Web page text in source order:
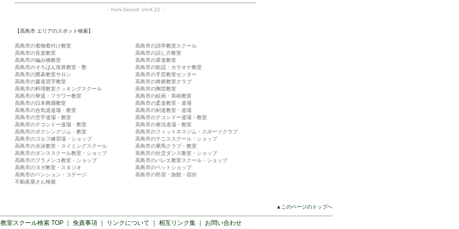
- Yomi-Search Ver4.21 -
【高島市 エリアのスポット検索】
高島市の着物着付け教室
高島市の語学教室スクール
高島市の音楽教室
高島市の話し方教室
高島市の編み物教室
高島市の茶道教室
高島市のそろばん珠算教室・塾
高島市の歌謡・カラオケ教室
高島市の囲碁教室サロン
高島市の手芸教室センター
高島市の書道習字教室
高島市の将棋教室クラブ
高島市の料理教室クッキングスクール
高島市の陶芸教室
高島市の華道・フラワー教室
高島市の絵画・美術教室
高島市の日本舞踊教室
高島市の柔道教室・道場
高島市の合気道道場・教室
高島市の剣道教室・道場
高島市の空手道場・教室
高島市のテコンドー道場・教室
高島市のテコンドー道場・教室
高島市の拳法道場・教室
高島市のボクシングジム・教室
高島市のフィットネスジム・スポーツクラブ
高島市のゴルフ練習場・ショップ
高島市のテニススクール・ショップ
高島市の水泳教室・スイミングスクール
高島市の乗馬クラブ・教室
高島市のダンススクール教室・ショップ
高島市の社交ダンス教室・ショップ
高島市のフラメンコ教室・ショップ
高島市のバレエ教室スクール・ショップ
高島市のヨガ教室・スタジオ
高島市のペットショップ
高島市のペンション・コテージ
高島市の民宿・旅館・宿坊
不動産屋さん検索
▲このページのトップへ
室スクール検索TOP ｜ 免責事項｜ リンクについて 相互リンク集｜ お問い合わせ